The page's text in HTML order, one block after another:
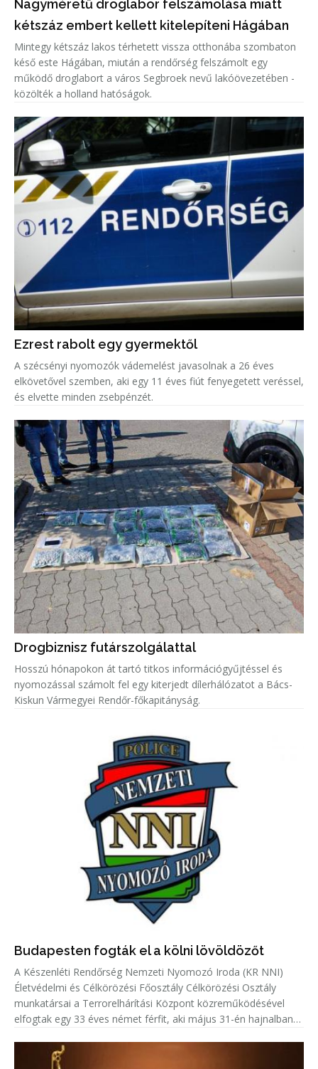
Nagyméretű droglabor felszámolása miatt
kétszáz embert kellett kitelepíteni Hágában
Mintegy kétszáz lakos térhetett vissza otthonába szombaton
késő este Hágában, miután a rendőrség felszámolt egy
működő droglabort a város Segbroek nevű lakóövezetében -
közölték a holland hatóságok.
Ezrest rabolt egy gyermektől
A szécsényi nyomozók vádemelést javasolnak a 26 éves
elkövetővel szemben, aki egy 11 éves fiút fenyegetett veréssel,
és elvette minden zsebpénzét.
Drogbiznisz futárszolgálattal
Hosszú hónapokon át tartó titkos információgyűjtéssel és
nyomozással számolt fel egy kiterjedt dílerhálózatot a Bács-
Kiskun Vármegyei Rendőr-főkapitányság.
Budapesten fogták el a kölni lövöldözőt
A Készenléti Rendőrség Nemzeti Nyomozó Iroda (KR NNI)
Életvédelmi és Célkörözési Főosztály Célkörözési Osztály
munkatársai a Terrorelhárítási Központ közreműködésével
elfogtak egy 33 éves német férfit, aki május 31-én hajnalban